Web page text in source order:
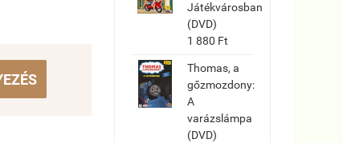
Játékvárosban
(DVD)
1 880 Ft
Thomas, a
gőzmozdony:
A
varázslámpa
(DVD)